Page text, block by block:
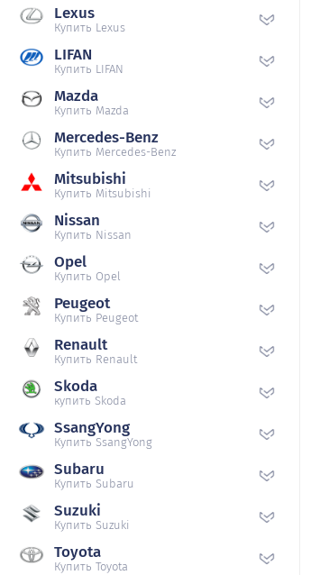
Lexus
Купить Lexus
LIFAN
Купить LIFAN
Mazda
Купить Mazda
Mercedes-Benz
Купить Mercedes-Benz
Mitsubishi
Купить Mitsubishi
Nissan
Купить Nissan
Opel
Купить Opel
Peugeot
Купить Peugeot
Renault
Купить Renault
Skoda
купить Skoda
SsangYong
Купить SsangYong
Subaru
Купить Subaru
Suzuki
Купить Suzuki
Toyota
Купить Toyota